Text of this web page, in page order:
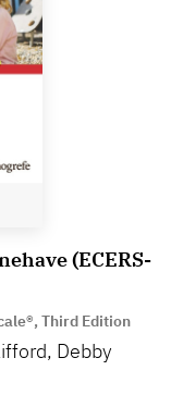
(ECERS-
Third Edition
Debby